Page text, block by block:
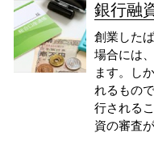
銀行融
創業した
場合には
ます。し
れるもの
行される
資の審査